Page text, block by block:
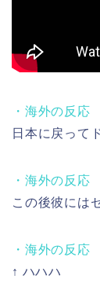
・海外の反応
日本に戻って
・海外の反応
この後彼には
・海外の反応
↑ ハハハ